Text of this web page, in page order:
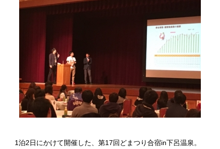
1泊2日にかけて開催した、第17回どまつり合宿in下呂温泉。